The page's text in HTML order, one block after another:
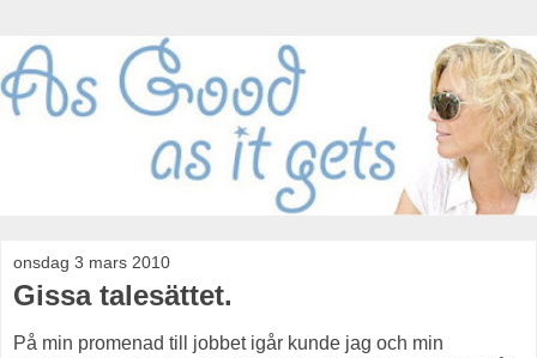
onsdag 3 mars 2010
Gissa talesättet.
På min promenad till jobbet igår kunde jag och min